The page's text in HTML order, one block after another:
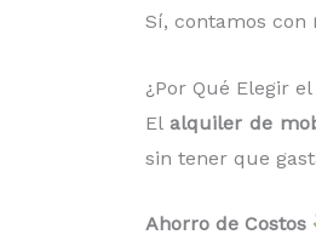
Sí, contamos con
¿Por Qué Elegir
Elalquiler de
sin tener que
Ahorro de Costos